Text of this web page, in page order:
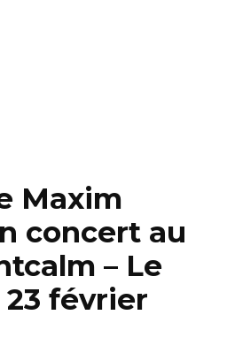
Maxim
concert au
– Le
février